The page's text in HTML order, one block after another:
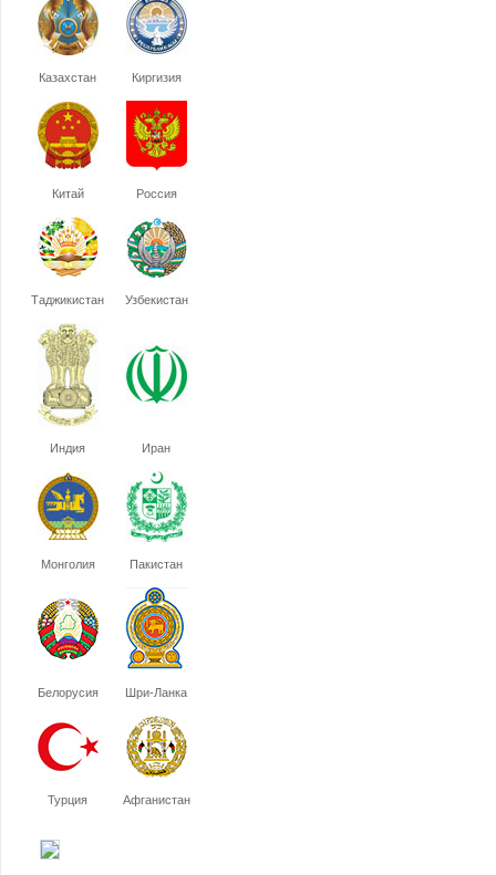
Казахстан Киргизия
Китай Россия
Таджикистан Узбекистан
Индия Иран
Монголия Пакистан
Белорусия Шри-Ланка
Турция Афганистан